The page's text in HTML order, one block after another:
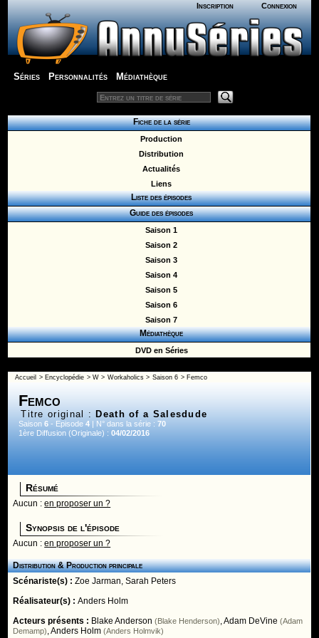
Inscription Connexion
Séries Personnalités Médiathèque
Fiche de la série
Production
Distribution
Actualités
Liens
Liste des épisodes
Guide des épisodes
Saison 1
Saison 2
Saison 3
Saison 4
Saison 5
Saison 6
Saison 7
Médiathèque
DVD en Séries
Accueil > Encyclopédie >W > Workaholics> Saison 6 > Femco
Femco
Titre original : Death of a Salesdude
Saison6 - Episode4 | N° dans la série :70
1ère Diffusion (Originale) :04/02/2016
Résumé
Aucun :en proposer un ?
Synopsis de l'épisode
Aucun :en proposer un ?
Distribution & Production principale
Scénariste(s) :Zoe Jarman,Sarah Peters
Réalisateur(s) :Anders Holm
Acteurs présents : Blake Anderson (Blake Henderson),Adam DeVine (Adam
Demamp),Anders Holm (Anders Holmvik)